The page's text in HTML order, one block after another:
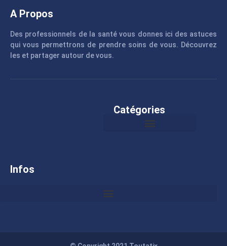
A Propos
Des professionnels de la santé vous donnes ici des astuces
qui vous permettrons de prendre soins de vous. Découvrez
les et partager autour de vous.
Catégories
Infos